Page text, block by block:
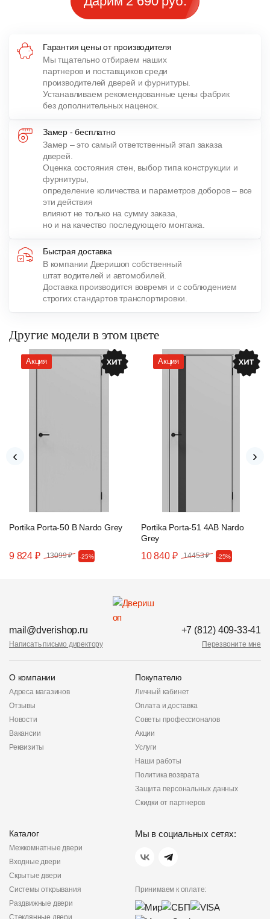
Гарантия цены от производителя
Мы тщательно отбираем наших
партнеров и поставщиков среди
производителей дверей и фурнитуры.
Устанавливаем рекомендованные цены фабрик
без дополнительных наценок.
Замер - бесплатно
Замер – это самый ответственный этап заказа
дверей.
Оценка состояния стен, выбор типа конструкции и
фурнитуры,
определение количества и параметров доборов – все
эти действия
влияют не только на сумму заказа,
но и на качество последующего монтажа.
Быстрая доставка
В компании Дверишоп собственный
штат водителей и автомобилей.
Доставка производится вовремя и с соблюдением
строгих стандартов транспортировки.
Другие модели в этом цвете
Акция
Portika Porta-50 B Nardo Grey
9 824 ₽ 13099 ₽ -25%
Акция
Portika Porta-51 4AB Nardo
Grey
10 840 ₽ 14453 ₽ -25%
‹ ›
mail@dverishop.ru
Написать письмо директору
+7 (812) 409-33-41
Перезвоните мне
О компании
Адреса магазинов
Отзывы
Новости
Вакансии
Реквизиты
Покупателю
Личный кабинет
Оплата и доставка
Советы профессионалов
Акции
Услуги
Наши работы
Политика возврата
Защита персональных данных
Скидки от партнеров
Каталог
Межкомнатные двери
Входные двери
Скрытые двери
Системы открывания
Раздвижные двери
Мы в социальных сетях:
Принимаем к оплате: